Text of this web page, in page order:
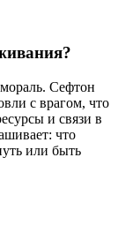
Сефтон
с врагом, что
и связи в
что
или быть